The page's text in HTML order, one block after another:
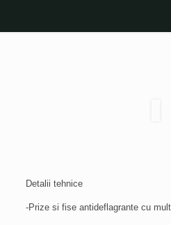
Detalii tehnice
-Prize si fise antideflagrante cu